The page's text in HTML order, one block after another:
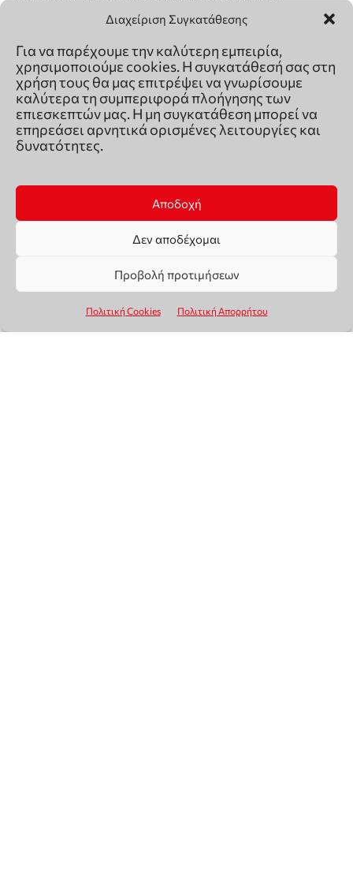
Διαχείριση Συγκατάθεσης
Για να παρέχουμε την καλύτερη εμπειρία,
χρησιμοποιούμε cookies. Η συγκατάθεσή σας στη
χρήση τους θα μας επιτρέψει να γνωρίσουμε
καλύτερα τη συμπεριφορά πλοήγησης των
επιεσκεπτών μας. Η μη συγκατάθεση μπορεί να
επηρεάσει αρνητικά ορισμένες λειτουργίες και
δυνατότητες.
Αποδοχή
Δεν αποδέχομαι
Προβολή προτιμήσεων
Πολιτική Cookies Πολιτική Απορρήτου